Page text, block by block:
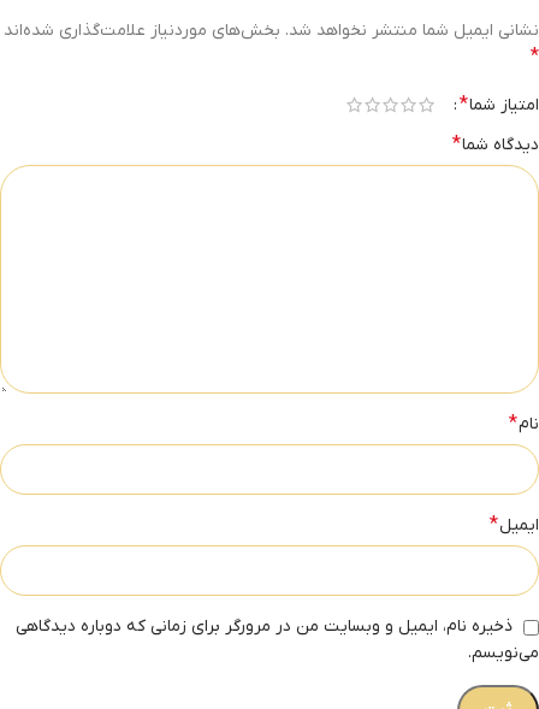
نشانی ایمیل شما منتشر نخواهد شد. بخش‌های موردنیاز علامت‌گذاری شده‌اند
*
امتیاز شما*
دیدگاه شما*
نام*
ایمیل*
ذخیره نام، ایمیل و وبسایت من در مرورگر برای زمانی که دوباره دیدگاهی
می‌نویسم.